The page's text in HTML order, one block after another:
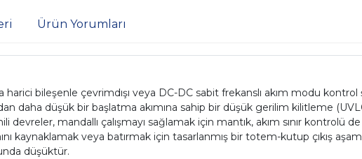
Ürün Yorumları
bileşenle çevrimdışı veya DC-DC sabit frekanslı akım modu
daha düşük bir başlatma akımına sahip bir düşük gerilim kilitleme
mandallı çalışmayı sağlamak için mantık, akım sınır kontrolü
kaynaklamak veya batırmak için tasarlanmış bir totem-kutup çıkış
düşüktür.